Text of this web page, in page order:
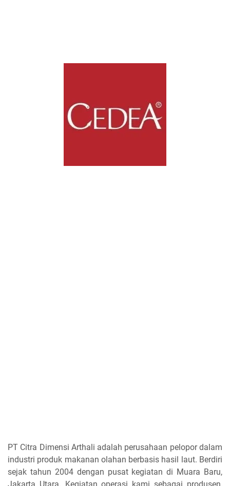
PT Citra Dimensi Arthali adalah perusahaan pelopor dalam
industri produk makanan olahan berbasis hasil laut. Berdiri
sejak tahun 2004 dengan pusat kegiatan di Muara Baru,